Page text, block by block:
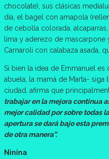
chocolate), sus clásicas
día, el bagel con amapola
de cebolla colorada,
lima y aderezo de
Carnaroli con calabaza asada,
Si bien la idea de Emmanuel
abuela, la mamá de Marta-
ciudad, afirma que
trabajar en la mejora continua
mejor calidad por sobre todas
apertura se dará bajo esta
de otra manera”.
Ninina